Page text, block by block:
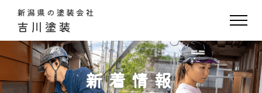
新着情報